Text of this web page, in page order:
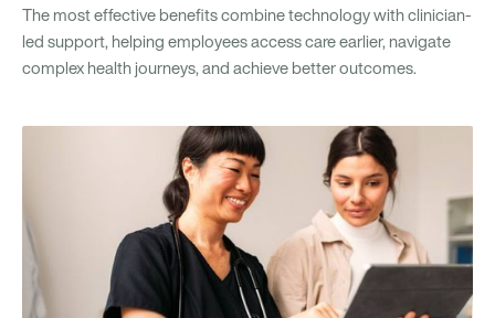
The most effective benefits combine technology with clinician-
led support, helping employees access care earlier, navigate
complex health journeys, and achieve better outcomes.